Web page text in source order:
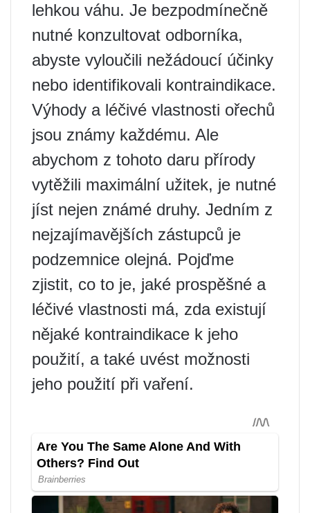
lehkou váhu. Je bezpodmínečně
nutné konzultovat odborníka,
abyste vyloučili nežádoucí účinky
nebo identifikovali kontraindikace.
Výhody a léčivé vlastnosti ořechů
jsou známy každému. Ale
abychom z tohoto daru přírody
vytěžili maximální užitek, je nutné
jíst nejen známé druhy. Jedním z
nejzajímavějších zástupců je
podzemnice olejná. Pojďme
zjistit, co to je, jaké prospěšné a
léčivé vlastnosti má, zda existují
nějaké kontraindikace k jeho
použití, a také uvést možnosti
jeho použití při vaření.